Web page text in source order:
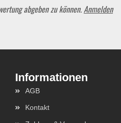
abgeben zu können.Anmelden
AGB
Kontakt